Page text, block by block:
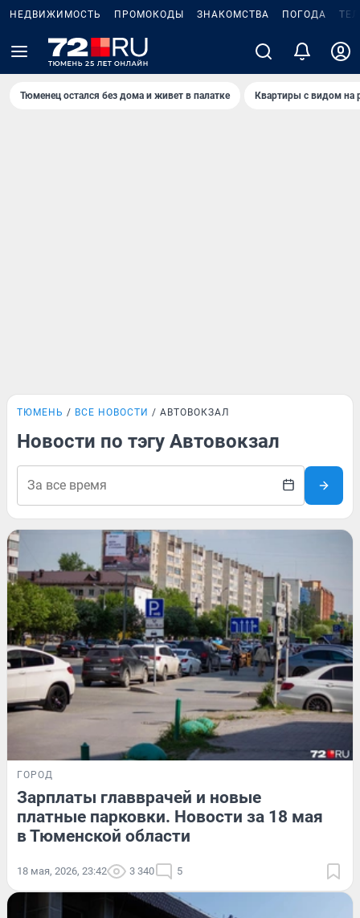
НЕДВИЖИМОСТЬ ПРОМОКОДЫ ЗНАКОМСТВА ПОГОДА
Тюменец остался без дома и живет в палатке Квартиры с видом на
ТЮМЕНЬ ВСЕ НОВОСТИ АВТОВОКЗАЛ
Новости по тэгу Автовокзал
ГОРОД
Зарплаты главврачей и новые
платные парковки. Новости за 18 мая
в Тюменской области
18 мая, 2026, 23:42 3 340 5